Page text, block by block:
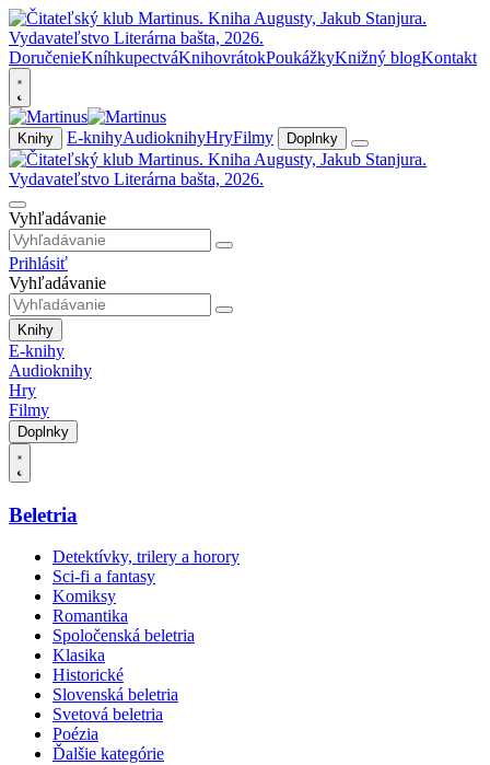
DoručenieKníhkupectváKnihovrátokPoukážkyKnižný blogKontakt
Knihy E-knihyAudioknihyHryFilmy Doplnky
Vyhľadávanie
Prihlásiť
Vyhľadávanie
Knihy
E-knihy
Audioknihy
Hry
Filmy
Doplnky
Beletria
Detektívky, trilery a horory
Sci-fi a fantasy
Komiksy
Romantika
Spoločenská beletria
Klasika
Historické
Slovenská beletria
Svetová beletria
Poézia
Ďalšie kategórie